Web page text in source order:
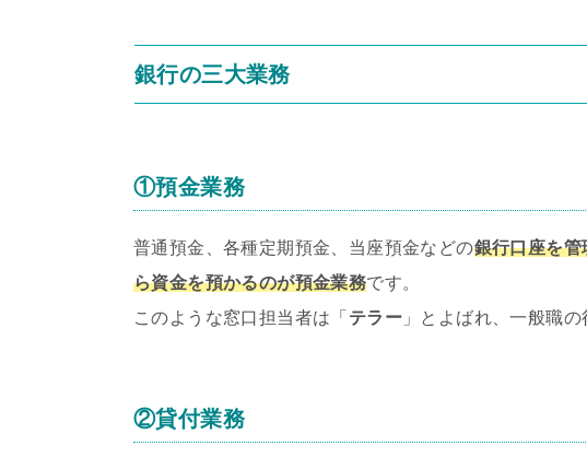
銀行の三大業務
①預金業務
普通預金、各種定期預金、当座預金などの銀行口座を
ら資金を預かるのが預金業務です。
このような窓口担当者は「 テラー 」とよばれ、一般職
②貸付業務